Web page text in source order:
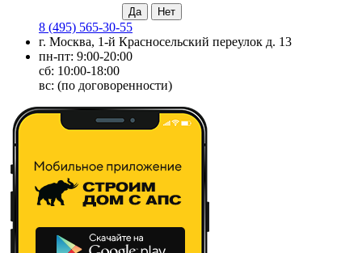
8 (495) 565-30-55
г. Москва, 1-й Красносельский переулок д. 13
пн-пт: 9:00-20:00
сб: 10:00-18:00
вс: (по договоренности)